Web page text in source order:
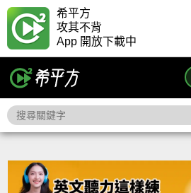
希平方
攻其不背
App 開放下載中